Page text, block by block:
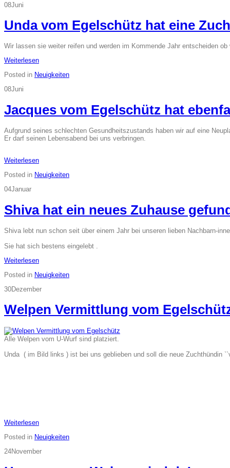
08Juni
Unda vom Egelschütz hat eine
Wir lassen sie weiter reifen und werden im Kommende Jahr entscheiden
Weiterlesen
Posted in Neuigkeiten
08Juni
Jacques vom Egelschütz hat
Aufgrund seines schlechten Gesundheitszustands haben wir auf eine
Er darf seinen Lebensabend bei uns verbringen.
Weiterlesen
Posted in Neuigkeiten
04Januar
Shiva hat ein neues Zuhause
Shiva lebt nun schon seit über einem Jahr bei unseren lieben Nachbarn-
Sie hat sich bestens eingelebt .
Weiterlesen
Posted in Neuigkeiten
30Dezember
Welpen Vermittlung vom
Alle Welpen vom U-Wurf sind platziert.
Unda ( im Bild links ) ist bei uns geblieben und soll die neue Zuchthündin
Weiterlesen
Posted in Neuigkeiten
24November